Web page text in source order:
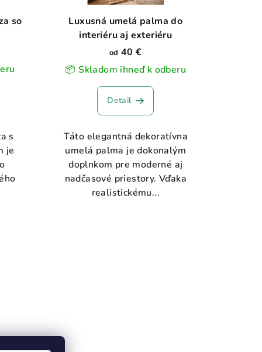
so
s
je
Luxusná umelá palma do
interiéru aj exteriéru
od 40 €
📦 Skladom ihneď k odberu
Detail
Táto elegantná dekoratívna
umelá palma je dokonalým
doplnkom pre moderné aj
nadčasové priestory. Vďaka
realistickému...